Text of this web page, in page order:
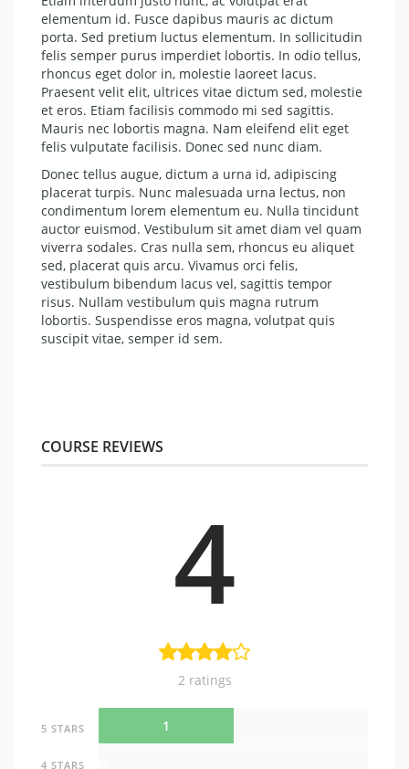
elementum id. Fusce dapibus mauris ac dictum
porta. Sed pretium luctus elementum. In sollicitudin
felis semper purus imperdiet lobortis. In odio tellus,
rhoncus eget dolor in, molestie laoreet lacus.
Praesent velit elit, ultrices vitae dictum sed, molestie
et eros. Etiam facilisis commodo mi sed sagittis.
Mauris nec lobortis magna. Nam eleifend elit eget
felis vulputate facilisis. Donec sed nunc diam.
Donec tellus augue, dictum a urna id, adipiscing
placerat turpis. Nunc malesuada urna lectus, non
condimentum lorem elementum eu. Nulla tincidunt
auctor euismod. Vestibulum sit amet diam vel quam
viverra sodales. Cras nulla sem, rhoncus eu aliquet
sed, placerat quis arcu. Vivamus orci felis,
vestibulum bibendum lacus vel, sagittis tempor
risus. Nullam vestibulum quis magna rutrum
lobortis. Suspendisse eros magna, volutpat quis
suscipit vitae, semper id sem.
COURSE REVIEWS
4
2 ratings
5 STARS 1
4 STARS